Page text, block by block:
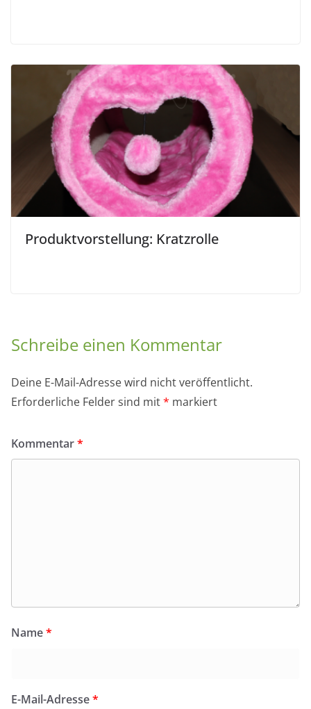
Produktvorstellung: Kratzrolle
Schreibe einen Kommentar
Deine E-Mail-Adresse wird nicht veröffentlicht.
Erforderliche Felder sind mit* markiert
Kommentar*
Name*
E-Mail-Adresse*